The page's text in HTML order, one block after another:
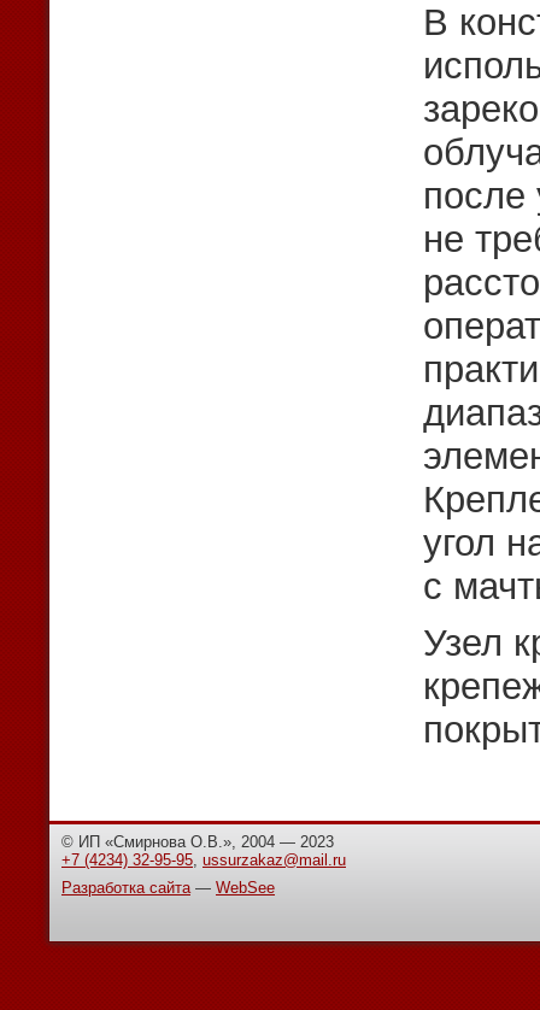
В
после
не
угол
с
Узел
© ИП «Смирнова О.В.», 2004 — 2023
+7 (4234) 32-95-95, ussurzakaz@mail.ru
Разработка сайта— WebSee